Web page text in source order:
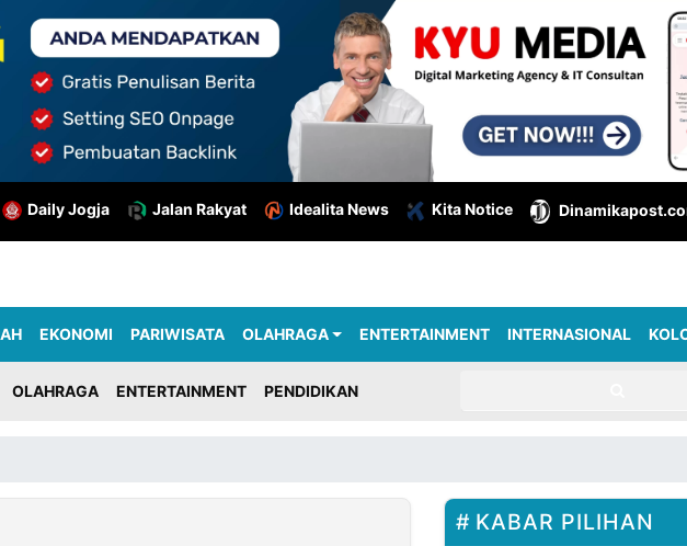
Daily Jogja Jalan Rakyat Idealita News Kita Notice
EKONOMI PARIWISATA OLAHRAGA ENTERTAINMENT INTERNASIONAL
OLAHRAGA ENTERTAINMENT PENDIDIKAN
KABAR PILIHAN